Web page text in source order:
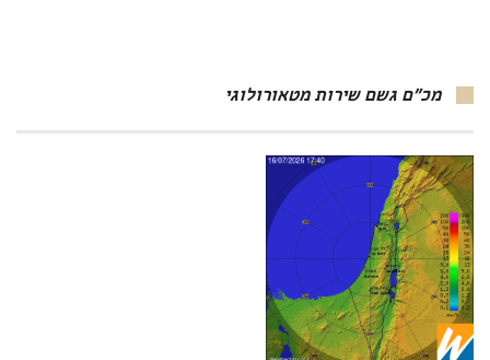
מכ"ם גשם שירות מטאורולוגי